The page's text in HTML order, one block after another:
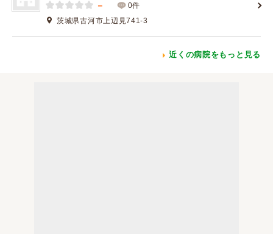
－
0件
茨城県古河市上辺見741-3
近くの病院をもっと見る